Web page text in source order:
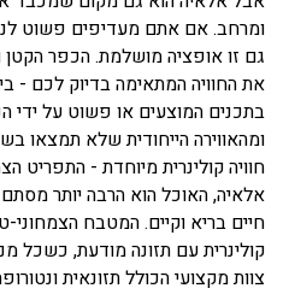
ומרחב. אם אתם מעדיפים פשוט
גם זו אופציה מושלמת. הכפר הקטן
את החוויה המתאימה בדיוק לכם -
בתכנים המוצעים או פשוט על
ומהאווירה הייחודית שלא תמצאו
חוויה קולינרית מיוחדת - התפריט
אלאיה, האוכל הוא הרבה יותר
חיים בריא וקיים. המטבח הצמחוני-
קולינרית עם תזונה מודעת, כשכל
צוות מקצועי הכולל תזונאית